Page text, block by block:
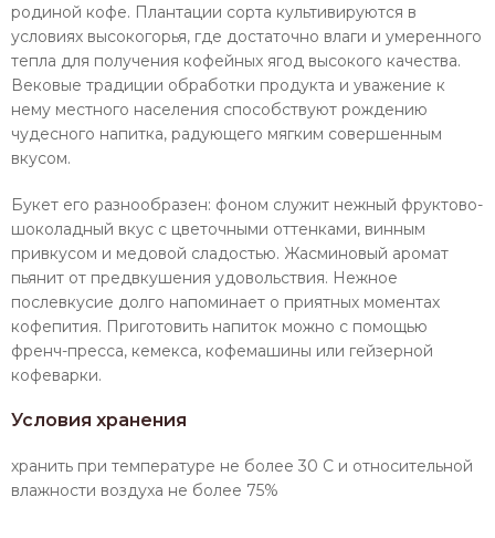
родиной кофе. Плантации сорта культивируются в
условиях высокогорья, где достаточно влаги и умеренного
тепла для получения кофейных ягод высокого качества.
Вековые традиции обработки продукта и уважение к
нему местного населения способствуют рождению
чудесного напитка, радующего мягким совершенным
вкусом.
Букет его разнообразен: фоном служит нежный фруктово-
шоколадный вкус с цветочными оттенками, винным
привкусом и медовой сладостью. Жасминовый аромат
пьянит от предвкушения удовольствия. Нежное
послевкусие долго напоминает о приятных моментах
кофепития. Приготовить напиток можно с помощью
френч-пресса, кемекса, кофемашины или гейзерной
кофеварки.
Условия хранения
хранить при температуре не более 30 С и относительной
влажности воздуха не более 75%